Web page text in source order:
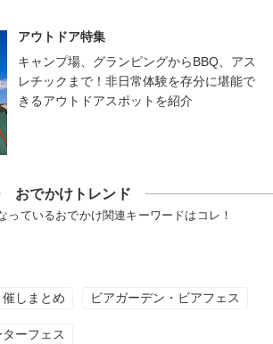
アウトドア特集
キャンプ場、グランピングからBBQ、アス
レチックまで！非日常体験を存分に堪能で
きるアウトドアスポットを紹介
おでかけトレンド
っているおでかけ関連キーワードはコレ！
しまとめ ビアガーデン・ビアフェス
ーフェス